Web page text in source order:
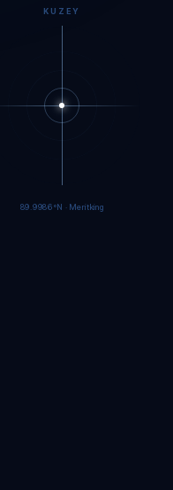
KUZEY
89.9983°N · Meritking